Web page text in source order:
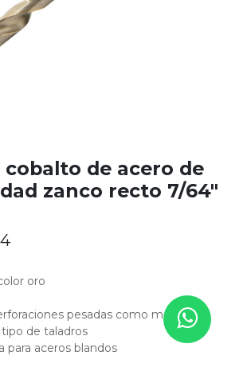
cobalto de acero de
zanco recto 7/64"
oro
pesadas como metales
de taladros
para aceros blandos